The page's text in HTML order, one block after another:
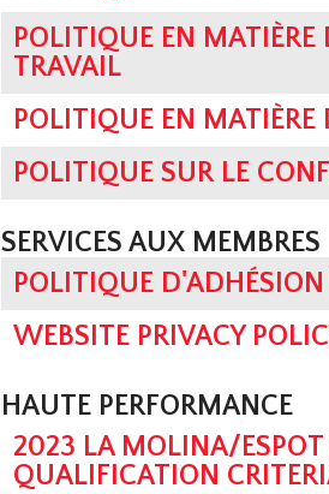
POLITIQUE EN MATIÈRE
TRAVAIL
POLITIQUE EN MATIÈRE
POLITIQUE SUR LE
SERVICES AUX MEMBRES
POLITIQUE
WEBSITE PRIVACY
HAUTE PERFORMANCE
2023 LA MOLINA/
QUALIFICATION